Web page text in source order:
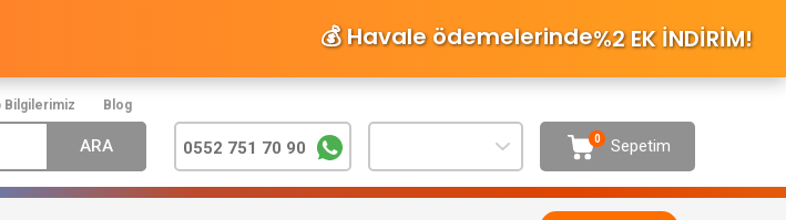
Bilgilerimiz Blog
💰 Havale ödemelerinde%2 EK İNDİRİM!
Sepetim
0
0552 751 70 90